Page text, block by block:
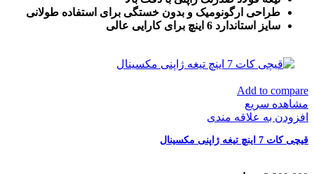
طراحی ارگونومیک و بدون خستگی برای استفاده طولانی
سایز استاندارد 6 اینچ برای کارایی عالی
Add to compare
مشاهده سریع
افزودن به علاقه مندی
قیچی کات 7 اینچ تیغه ژاپنی مکسینال